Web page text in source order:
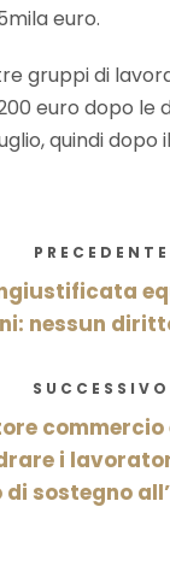
euro.
gruppi di
euro dopo le
quindi dopo
PRECEDENTE
nessun
SUCCESSIVO
commercio
i
sostegno